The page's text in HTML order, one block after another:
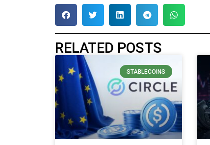
RELATED POSTS
STABLECOINS